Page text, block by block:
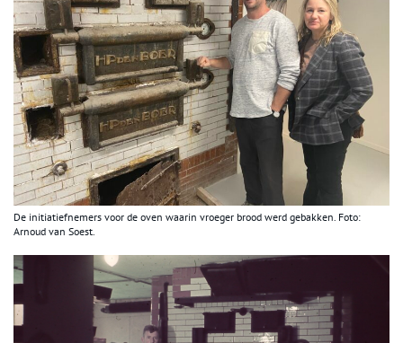
De initiatiefnemers voor de oven waarin vroeger brood werd gebakken. Foto:
Arnoud van Soest.